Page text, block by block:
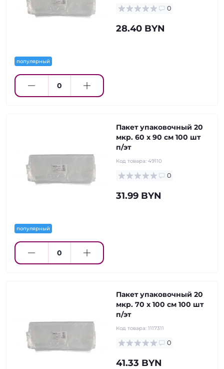
популярный
0
28.40 BYN
популярный
Пакет упаковочный 20
мкр. 60 х 90 см 100 шт
п/эт
Код товара: 49110
0
31.99 BYN
Пакет упаковочный 20
мкр. 70 х 100 см 100 шт
п/эт
Код товара: 1117311
0
41.33 BYN